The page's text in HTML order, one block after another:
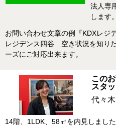
法人専
します。
お問い合わせ文章の例『KDXレ
レジデンス四谷 空き状況を知り
ーズにご対応出来ます。
この
スタ
代々
14階、1LDK、58㎡を内見しまし